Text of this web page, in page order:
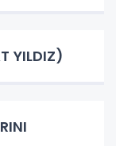
(MİKDAT YILDIZ)